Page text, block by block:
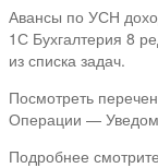
Авансы по УСН
1С Бухгалтерия 8
из списка задач.
Посмотреть
Операции —
Подробнее